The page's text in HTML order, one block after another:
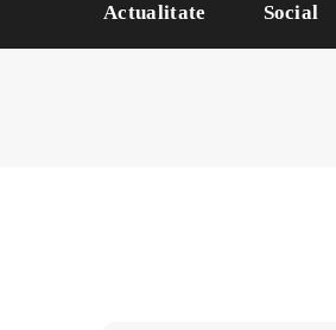
Actualitate Social